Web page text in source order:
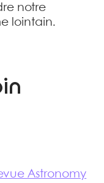
notre
lointain.
Astronomy